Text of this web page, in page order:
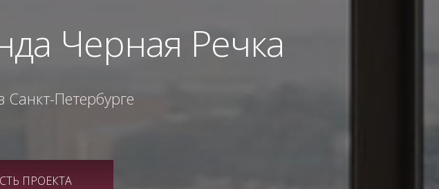
Черная Речка
Петербурге
ПРОЕКТА